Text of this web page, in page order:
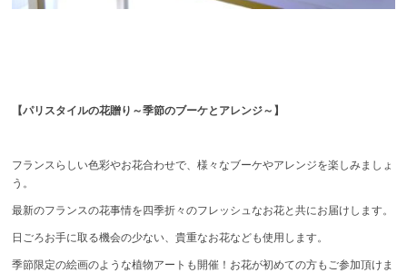
【パリスタイルの花贈り～季節のブーケとアレンジ～】
フランスらしい色彩やお花合わせで、様々なブーケやアレンジを楽しみましょ
う。
最新のフランスの花事情を四季折々のフレッシュなお花と共にお届けします。
日ごろお手に取る機会の少ない、貴重なお花なども使用します。
季節限定の絵画のような植物アートも開催！お花が初めての方もご参加頂けま